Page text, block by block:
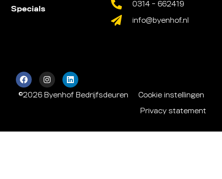
0314 - 662419
info@byenhof.nl
Specials
©2026 Byenhof Bedrijfsdeuren Cookie instellingen
Privacy statement